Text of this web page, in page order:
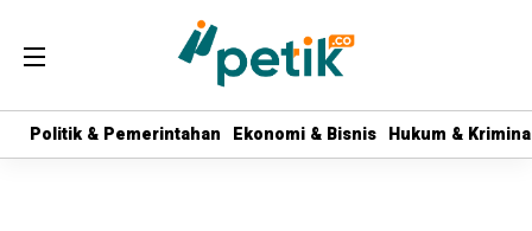
Politik & Pemerintahan Ekonomi & Bisnis Hukum &
Politik & Pemerintahan Ekonomi & Bisnis Hukum &